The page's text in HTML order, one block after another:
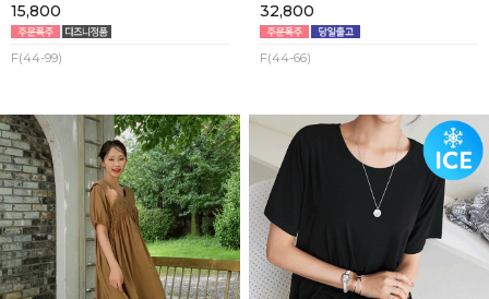
15,800
F(44-99)
32,800
F(44-66)